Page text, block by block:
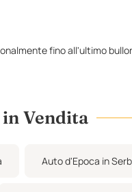
fino all'ultimo
Vendita
Auto d'Epoca in